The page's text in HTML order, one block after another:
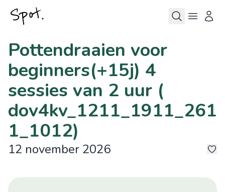
Pottendraaien voor
beginners(+15j) 4
sessies van 2 uur (
dov4kv_1211_1911_261
1_1012)
12 november 2026